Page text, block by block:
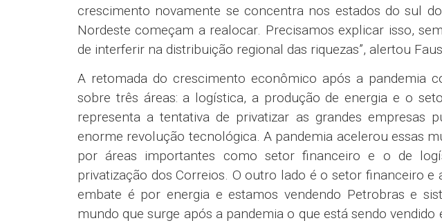
crescimento novamente se concentra nos estados do sul
Nordeste começam a realocar. Precisamos explicar isso,
de interferir na distribuição regional das riquezas”, alertou
A retomada do crescimento econômico após a pandemia
sobre três áreas: a logística, a produção de energia e o
representa a tentativa de privatizar as grandes empresas
enorme revolução tecnológica. A pandemia acelerou essas
por áreas importantes como setor financeiro e o de
privatização dos Correios. O outro lado é o setor financeiro e
embate é por energia e estamos vendendo Petrobras e
mundo que surge após a pandemia o que está sendo